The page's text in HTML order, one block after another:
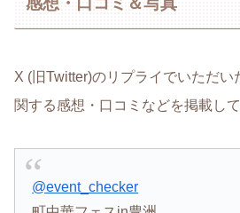
X (旧Twitter)のリプライでいただい
関する感想・口コミなどを掲載して
@event_checker